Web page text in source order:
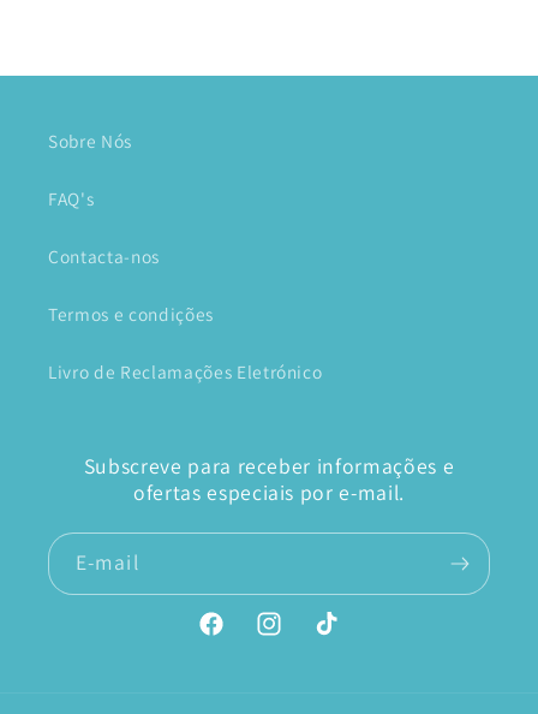
Sobre Nós
FAQ's
Contacta-nos
Termos e condições
Livro de Reclamações Eletrónico
Subscreve para receber informações e
ofertas especiais por e-mail.
E-mail
FacebookInstagramTikTok